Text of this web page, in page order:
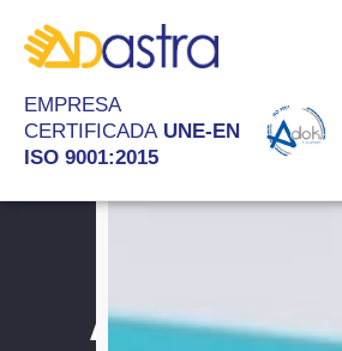
EMPRESA
CERTIFICADA UNE-EN
ISO 9001:2015
Almacén